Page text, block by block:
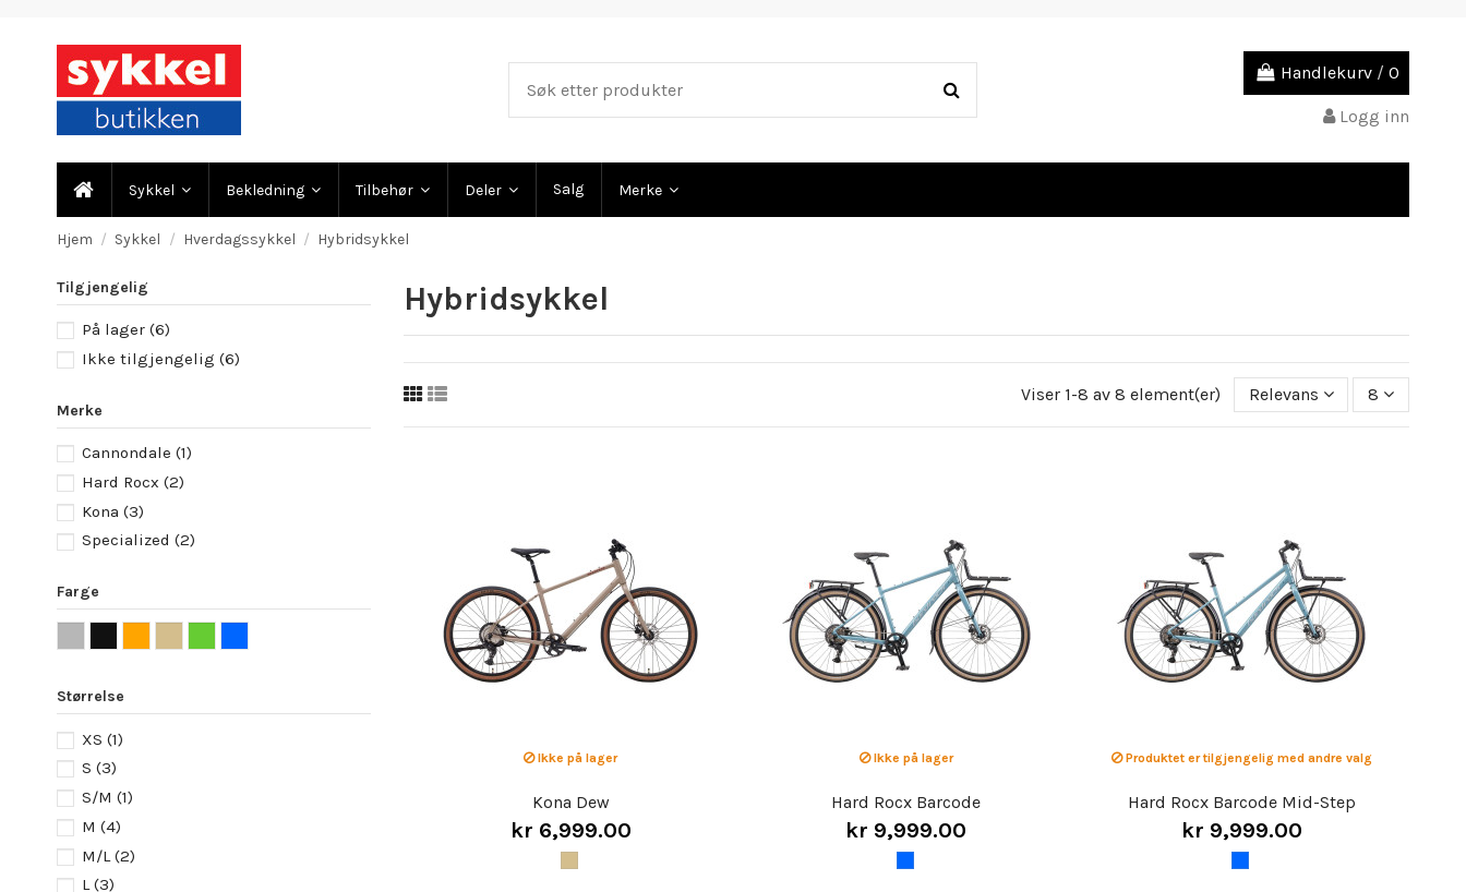
Handlekurv / 0
Logg inn
Sykkel Bekledning Tilbehør Deler Salg Merke
Hjem Sykkel Hverdagssykkel Hybridsykkel
Hybridsykkel
Viser 1-8 av 8 element(er) Relevans 8
Ikke på lager
Kona Dew
kr 6,999.00
Ikke på lager
Hard Rocx Barcode
kr 9,999.00
Produktet er tilgjengelig med andre valg
Hard Rocx Barcode Mid-Step
kr 9,999.00
Tilgjengelig
På lager (6)
Ikke tilgjengelig (6)
Merke
Cannondale (1)
Hard Rocx (2)
Kona (3)
Specialized (2)
Farge
Størrelse
XS (1)
S (3)
S/M (1)
M (4)
M/L(2)
L(3)